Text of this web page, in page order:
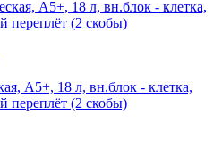
А5+, 18 л, вн.блок - клетка,
переплёт (2 скобы)